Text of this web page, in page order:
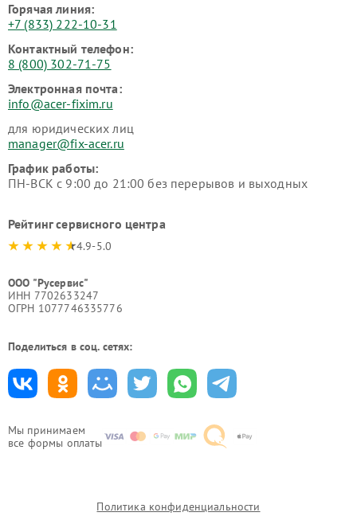
Мы принимаем
все формы оплаты
Горячая линия:
+7 (833) 222-10-31
Контактный телефон:
8 (800) 302-71-75
Электронная почта:
info@acer-fixim.ru
для юридических лиц
manager@fix-acer.ru
График работы:
ПН-ВСК с 9:00 до 21:00 без перерывов и выходных
Рейтинг сервисного центра
4.9-5.0
ООО "Русервис"
ИНН 7702633247
ОГРН 1077746335776
Поделиться в соц. сетях:
Политика конфиденциальности